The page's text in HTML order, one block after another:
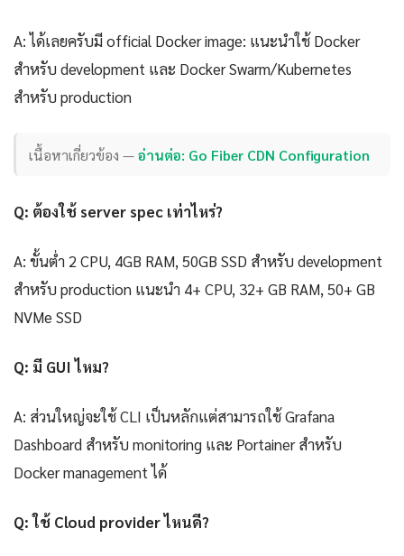
A: ได้เลยครับมี official Docker image: แนะนำใช้ Docker
สำหรับ development และ Docker Swarm/Kubernetes
สำหรับ production
เนื้อหาเกี่ยวข้อง —อ่านต่อ: Go Fiber CDN Configuration
Q: ต้องใช้ server spec เท่าไหร่?
A: ขั้นต่ำ 2 CPU, 4GB RAM, 50GB SSD สำหรับ development
สำหรับ production แนะนำ 4+ CPU, 32+ GB RAM, 50+ GB
NVMe SSD
Q: มี GUI ไหม?
A: ส่วนใหญ่จะใช้ CLI เป็นหลักแต่สามารถใช้ Grafana
Dashboard สำหรับ monitoring และ Portainer สำหรับ
Docker management ได้
Q: ใช้ Cloud provider ไหนดี?